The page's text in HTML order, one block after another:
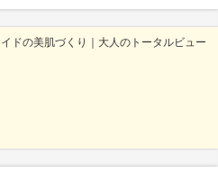
ドの美肌づくり｜大人のトータルビュー